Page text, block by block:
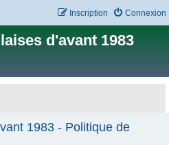
Connexion
Inscription
d'avant 1983
1983 - Politique de